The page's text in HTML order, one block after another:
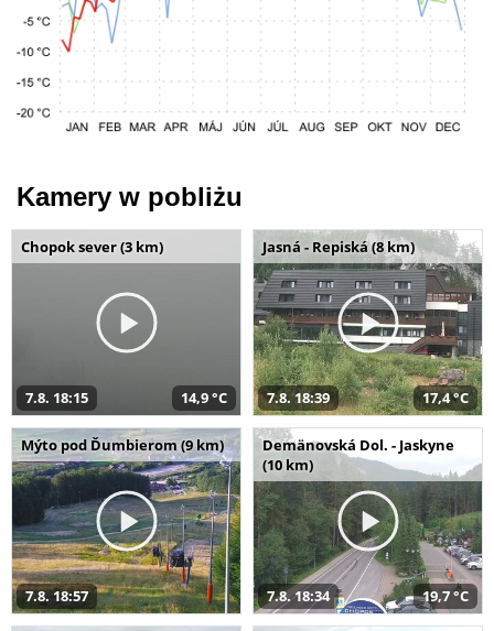
Kamery w pobliżu
Chopok sever (3 km)
7.8. 18:15 14,9 °C
Jasná - Repiská (8 km)
7.8. 18:39 17,4 °C
Mýto pod Ďumbierom (9 km)
7.8. 18:57
Demänovská Dol. - Jaskyne
(10 km)
7.8. 18:34 19,7 °C